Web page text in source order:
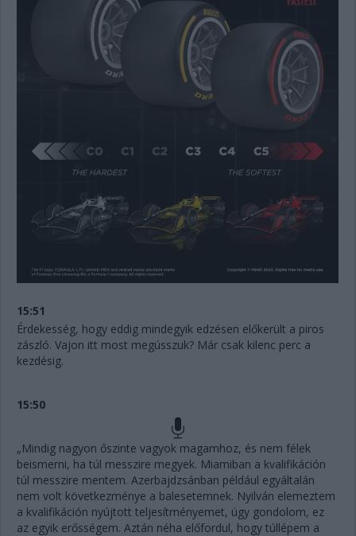
15:51
Érdekesség, hogy eddig mindegyik edzésen előkerült a piros
zászló. Vajon itt most megússzuk? Már csak kilenc perc a
kezdésig.
15:50
„Mindig nagyon őszinte vagyok magamhoz, és nem félek
beismerni, ha túl messzire megyek. Miamiban a kvalifikáción
túl messzire mentem. Azerbajdzsánban például egyáltalán
nem volt következménye a balesetemnek. Nyilván elemeztem
a kvalifikáción nyújtott teljesítményemet, úgy gondolom, ez
az egyik erősségem. Aztán néha előfordul, hogy túllépem a